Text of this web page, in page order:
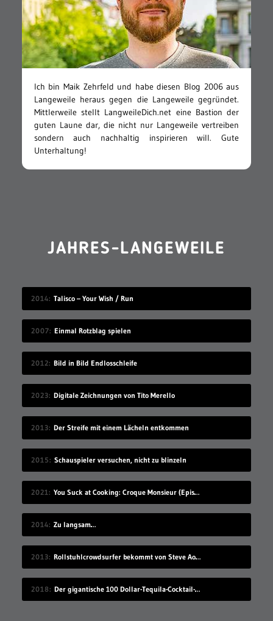
Ich bin Maik Zehrfeld und habe diesen Blog 2006 aus
Langeweile heraus gegen die Langeweile gegründet.
Mittlerweile stellt LangweileDich.net eine Bastion der
guten Laune dar, die nicht nur Langeweile vertreiben
sondern auch nachhaltig inspirieren will. Gute
Unterhaltung!
JAHRES-LANGEWEILE
2014 Talisco – Your Wish / Run
2007 Einmal Rotzblag spielen
2012 Bild in Bild Endlosschleife
2023 Digitale Zeichnungen von Tito Merello
2013 Der Streife mit einem Lächeln entkommen
2015 Schauspieler versuchen, nicht zu blinzeln
2021 You Suck at Cooking: Croque Monsieur (Episode 131)
2014 Zu langsam…
2013 Rollstuhlcrowdsurfer bekommt von Steve Aoki eine Torte ins Gesicht geworfen
2018 Der gigantische 100 Dollar-Tequila-Cocktail-Kübel